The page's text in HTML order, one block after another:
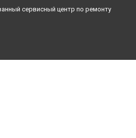
сервисный центр по ремонту